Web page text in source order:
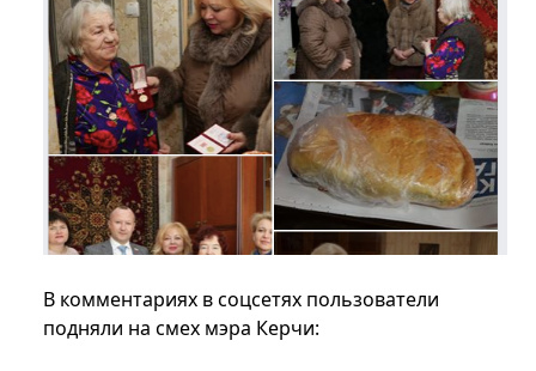
В комментариях в соцсетях пользователи
подняли на смех мэра Керчи: